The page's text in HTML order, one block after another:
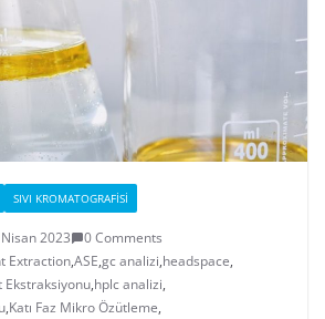
SIVI KROMATOGRAFISI
2023
0 Comments
Extraction,ASE,gc analizi,headspace,
Ekstraksiyonu,hplc analizi,
,Katı Faz Mikro Özütleme,